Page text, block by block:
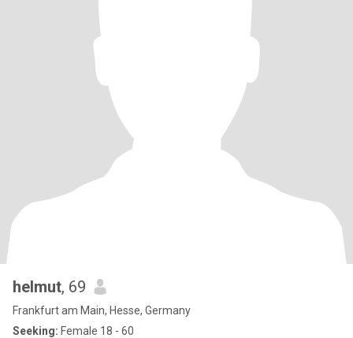
helmut, 69
Frankfurt am Main, Hesse, Germany
Seeking: Female 18 - 60